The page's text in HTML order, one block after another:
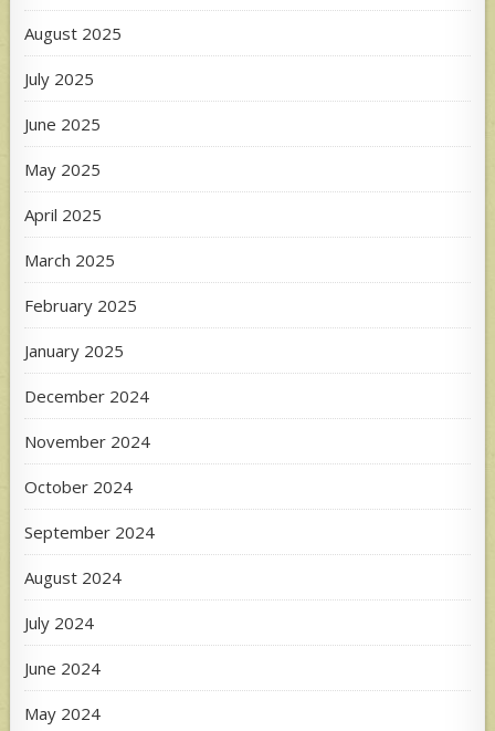
August 2025
July 2025
June 2025
May 2025
April 2025
March 2025
February 2025
January 2025
December 2024
November 2024
October 2024
September 2024
August 2024
July 2024
June 2024
May 2024